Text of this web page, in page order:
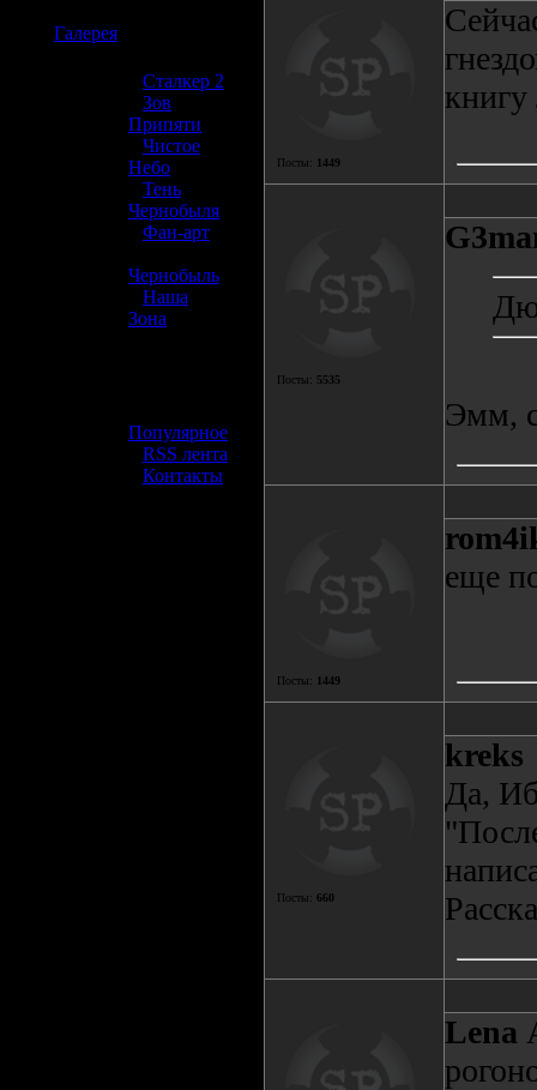
Галерея
Сталкер 2
Зов
Припяти
Чистое
Небо
Тень
Чернобыля
Фан-арт
Чернобыль
Наша
Зона
Популярное
RSS лента
Контакты
Посты: 1449
книгу
Посты: 5535
Эмм,
Посты: 1449
еще
Посты: 660
kreks
Да,
Lena